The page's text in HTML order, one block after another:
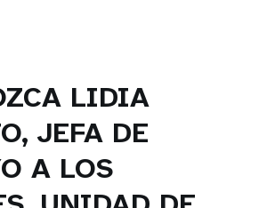
LIDIA
JEFA DE
A LOS